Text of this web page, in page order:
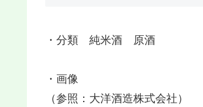
・分類 純米酒 原酒
・画像
（参照：大洋酒造株式会社）